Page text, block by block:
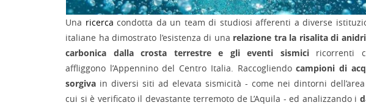
Una ricerca condotta da un team di studiosi afferenti a diverse
italiane ha dimostrato l’esistenza di una relazione tra la risalita di
carbonica dalla crosta terrestre e gli eventi sismiciricorrenti
affliggono l’Appennino del Centro Italia. Raccogliendocampioni di
sorgiva in diversi siti ad elevata sismicità - come nei dintorni
cui si è verificato il devastante terremoto de L’Aquila - ed analizzando i